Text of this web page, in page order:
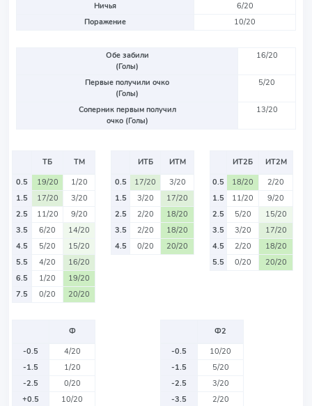
Ничья
6/20
Поражение
10/20
Обе забили
(Голы)
16/20
Первые получили очко
(Голы)
5/20
Соперник первым получил
очко (Голы)
13/20
ТБ
ТМ
0.5
19/20
1/20
1.5
17/20
3/20
2.5
11/20
9/20
3.5
6/20
14/20
4.5
5/20
15/20
5.5
4/20
16/20
6.5
1/20
19/20
7.5
0/20 20/20
ИТБ
ИТМ
0.5
17/20
3/20
1.5
3/20
17/20
2.5
2/20
18/20
3.5
2/20
18/20
4.5
0/20 20/20
ИТ2Б
ИТ2М
0.5
18/20
2/20
1.5
11/20
9/20
2.5
5/20
15/20
3.5
3/20
17/20
4.5
2/20
18/20
5.5
0/20 20/20
Ф
-0.5
4/20
-1.5
1/20
-2.5
0/20
+0.5
10/20
Ф2
-0.5
10/20
-1.5
5/20
-2.5
3/20
-3.5
2/20